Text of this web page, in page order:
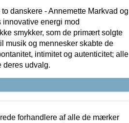
danskere - Annemette Markvad og
innovative energi mod
smykker, som de primært solgte
musik og mennesker skabte de
intimitet og autenticitet; alle
deres udvalg.
forhandlere af alle de mærker